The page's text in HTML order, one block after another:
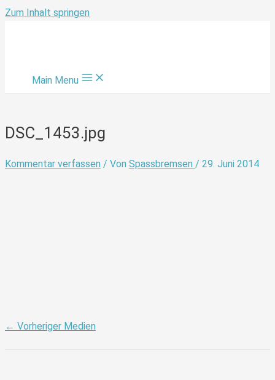
Zum Inhalt springen
Main Menu
DSC_1453.jpg
Kommentar verfassen / Von Spassbremsen / 29. Juni 2014
← Vorheriger Medien